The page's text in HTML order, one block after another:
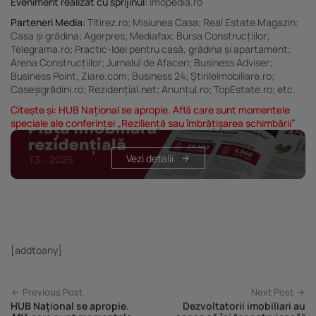
Parteneri Media: Titirez.ro; Misiunea Casa; Real Estate Magazin;
Casa și grădina; Agerpres; Mediafax; Bursa Construcțiilor;
Telegrama.ro; Practic-Idei pentru casă, grădina și apartament;
Arena Construcțiilor; Jurnalul de Afaceri; Business Adviser;
Business Point; Ziare.com; Business 24; ȘtirileImobiliare.ro;
Caseșigrădini.ro; Rezidențial.net; Anunțul.ro; TopEstate.ro; etc.
Citește și: HUB Național se apropie. Află care sunt momentele
speciale ale conferinței „Reziliență sau îmbrățișarea schimbării”
Vezi detalii
[addtoany]
Previous Post
HUB Național se apropie.
Next Post
Dezvoltatorii imobiliari au